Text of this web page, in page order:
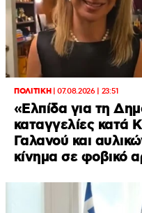
ΠΟΛΙΤΙΚΗ|07.08.2026 | 23:51
«Ελπίδα για τη
καταγγελίες κατά
Γαλανού και
κίνημα σε φοβικό